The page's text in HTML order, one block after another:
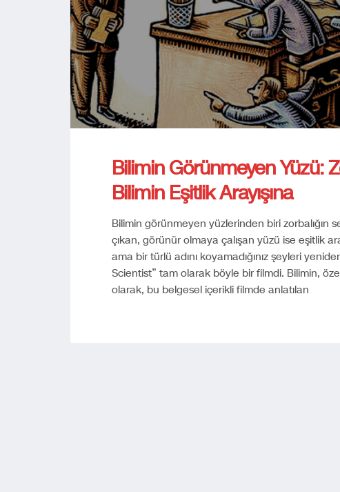
Bilimin Görünmeyen Yüzü:
Bilimin Eşitlik Arayışına
Bilimin görünmeyen yüzlerinden biri zorbalığın
çıkan, görünür olmaya çalışan yüzü ise eşitlik
ama bir türlü adını koyamadığınız şeyleri
Scientist” tam olarak böyle bir filmdi. Bilimin,
olarak, bu belgesel içerikli filmde anlatılan